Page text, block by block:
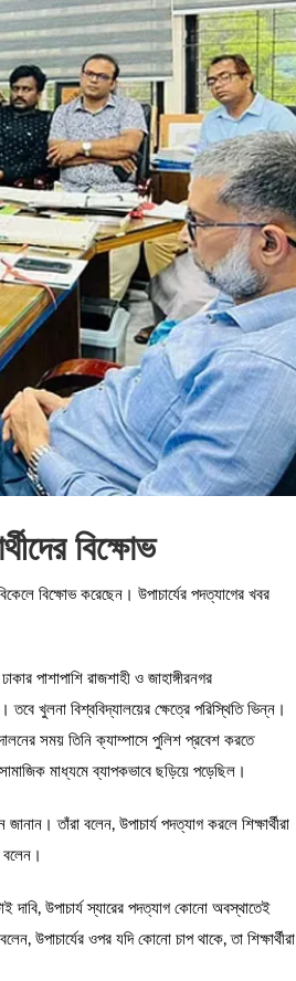
বিক্ষোভ
বিক্ষোভ করেছেন। উপাচার্যের পদত্যাগের খবর
পাশাপাশি রাজশাহী ও জাহাঙ্গীরনগর
তবে খুলনা বিশ্ববিদ্যালয়ের ক্ষেত্রে পরিস্থিতি ভিন্ন।
সময় তিনি ক্যাম্পাসে পুলিশ প্রবেশ করতে
মাধ্যমে ব্যাপকভাবে ছড়িয়ে পড়েছিল।
তাঁরা বলেন, উপাচার্য পদত্যাগ করলে শিক্ষার্থীরা
বলেন।
দাবি, উপাচার্য স্যারের পদত্যাগ কোনো অবস্থাতেই
উপাচার্যের ওপর যদি কোনো চাপ থাকে, তা শিক্ষার্থীরা